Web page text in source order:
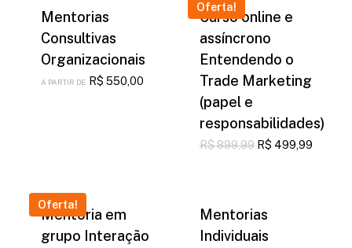
Mentorias
Consultivas
Organizacionais
A PARTIR DE: R$ 550,00
Oferta!
Curso online e
assíncrono
Entendendo o
Trade Marketing
(papel e
responsabilidades)
R$899,99 OR$ 499,99O
Oferta!
Mentoria em
grupo Interação
Mentorias
Individuais